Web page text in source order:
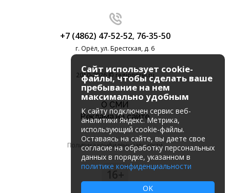
+7 (4862) 47-52-52, 76-35-50
г. Орёл, ул. Брестская, д. 6
2010-2026 © regionorel.ru
О СМИ
Реклама на сайте
Политика конфиденциальности
16+
Сайт использует cookie-
файлы, чтобы сделать ваше
пребывание на нем
максимально удобным
К cайту подключен сервис веб-
аналитики Яндекс. Метрика,
использующий cookie-файлы.
Оставаясь на сайте, вы даете свое
согласие на обработку персональных
данных в порядке, указанном в
политике конфиденциальности
OK